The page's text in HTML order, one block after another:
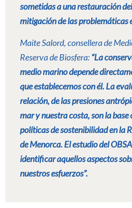
sometidas a una restauración
mitigación de las problemáticas
Maite Salord, consellera de
Reserva de Biosfera:“La
medio marino depende
que establecemos con él. La
relación, de las presiones
mar y nuestra costa, son la
políticas de sostenibilidad en la
de Menorca. El estudio del
identificar aquellos aspectos
nuestros esfuerzos”.